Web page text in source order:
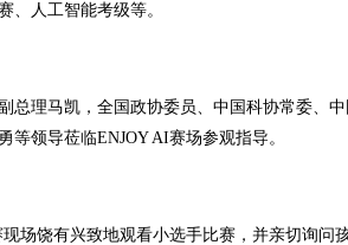
、人工智能考级等。
总理马凯，全国政协委员、中国科协常委、
领导莅临ENJOY AI赛场参观指导。
场饶有兴致地观看小选手比赛，并亲切询问